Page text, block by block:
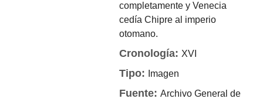
completamente y Venecia
cedía Chipre al imperio
otomano.
Cronología:XVI
Tipo: Imagen
Fuente:Archivo General de